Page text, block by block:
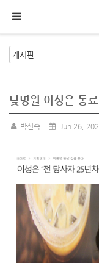
낮병원 이성은 동
박신숙 Jun 26,